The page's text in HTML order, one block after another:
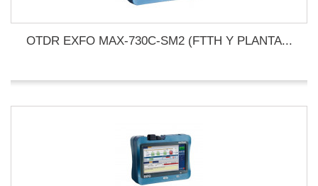
OTDR EXFO MAX-730C-SM2 (FTTH Y PLANTA...